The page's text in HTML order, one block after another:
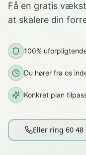
Få en gratis
at skalere din
100%
Du hører fra os
Konkret plan
Eller ring 60 48